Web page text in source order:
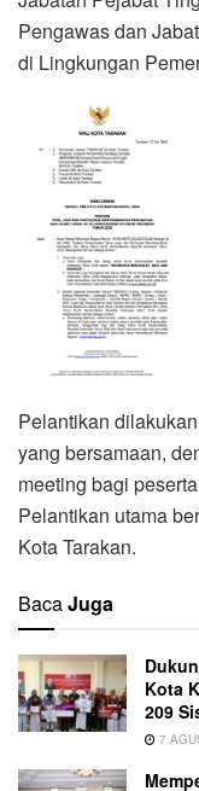
Pengawas dan
di Lingkungan
Pelantikan
yang bersamaan,
meeting bagi
Pelantikan utama
Kota Tarakan.
BacaJuga
Kota
209
7